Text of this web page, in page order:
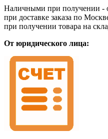
Наличными при получении -
при доставке заказа по
при получении товара на
От юридического лица: